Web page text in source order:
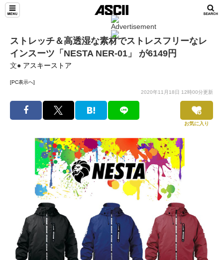
ストレッチ＆高透湿な素材でストレスフリーなレ
インスーツ「NESTA NER-01」 が6149円
文● アスキーストア
[PC表示へ]
2020年11月18日 12時00分更新
お気に入り